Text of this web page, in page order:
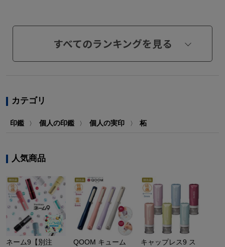
すべてのランキングを見る
カテゴリ
印鑑 〉 個人の印鑑 〉 個人の実印 〉 柘
人気商品
ネーム9【別注
QOOM キューム
キャップレス9 ス